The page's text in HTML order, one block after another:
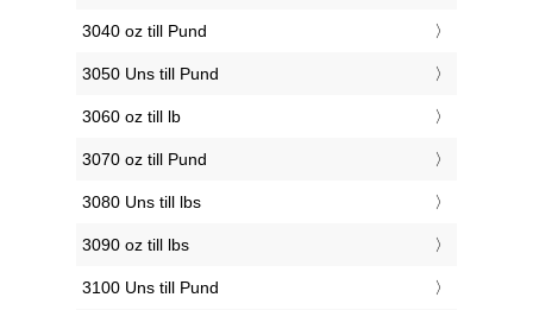
3040 oz till Pund
3050 Uns till Pund
3060 oz till lb
3070 oz till Pund
3080 Uns till lbs
3090 oz till lbs
3100 Uns till Pund